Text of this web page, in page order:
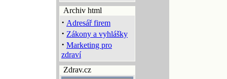
Archiv html
· Adresář firem
· Zákony a vyhlášky
· Marketing pro
zdraví
Zdrav.cz